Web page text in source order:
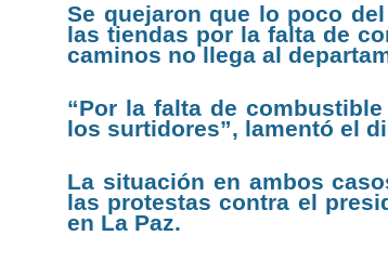
Se quejaron que lo poco
las tiendas por la falta de
caminos no llega al
“Por la falta de
los surtidores”, lamentó el
La situación en ambos
las protestas contra el
en La Paz.